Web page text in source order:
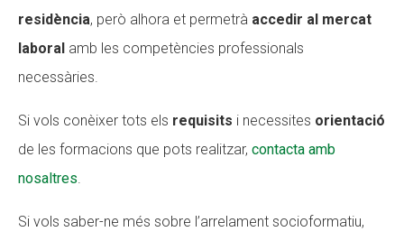
residència, però alhora et permetrà accedir al mercat
laboral amb les competències professionals
necessàries.
Si vols conèixer tots els requisits i necessites orientació
de les formacions que pots realitzar, contacta amb
nosaltres.
Si vols saber-ne més sobre l’arrelament socioformatiu,
Memòria d'activitats
Proposta educativa
Butlletins
Memòria d'activitats
Proposta educativa
Butlletins